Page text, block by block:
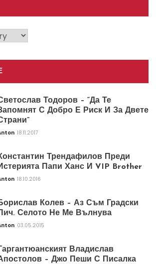
Тодоров – “Да Те
С Добро Е Риск И За Двете
18.11.2017
Трендафилов Преди
Папи Ханс И VIP Brother
18.10.2016
Колев – Аз Съм Градски
Пич. Селото Не Ме Вълнува
03.05.2015
Гаргантюанският Владислав
– Джо Пеши С Писалка